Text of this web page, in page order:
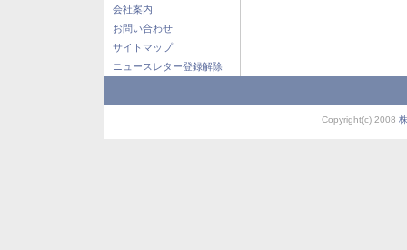
会社案内
お問い合わせ
サイトマップ
ニュースレター登録解除
Copyright(c) 2008